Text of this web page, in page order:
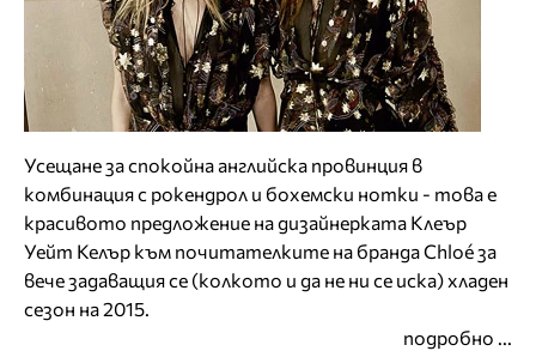
Усещане за спокойна английска провинция в
комбинация с рокендрол и бохемски нотки - това е
красивото предложение на дизайнерката Клеър
Уейт Келър към почитателките на бранда Chloé за
вече задаващия се (колкото и да не ни се иска) хладен
сезон на 2015.
подробно ...